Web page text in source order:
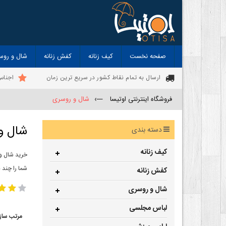
صفحه نخست کیف زنانه کفش زنانه شال و
ارسال به تمام نقاط کشور در سریع ترین زمان
فروشگاه اینترنتی اوتیسا —› شال و روسری
شال
خرید شال
شما را چند
مرتب
دسته بندی
کیف زنانه
کفش زنانه
شال و روسری
لباس مجلسی